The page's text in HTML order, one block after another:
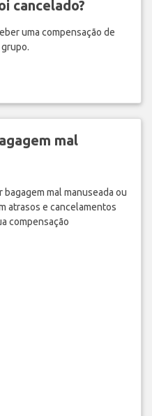
cancelado?
uma compensação de
mal
mal manuseada ou
atrasos e cancelamentos
compensação